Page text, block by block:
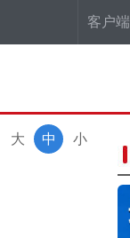
客户端
小
中
大